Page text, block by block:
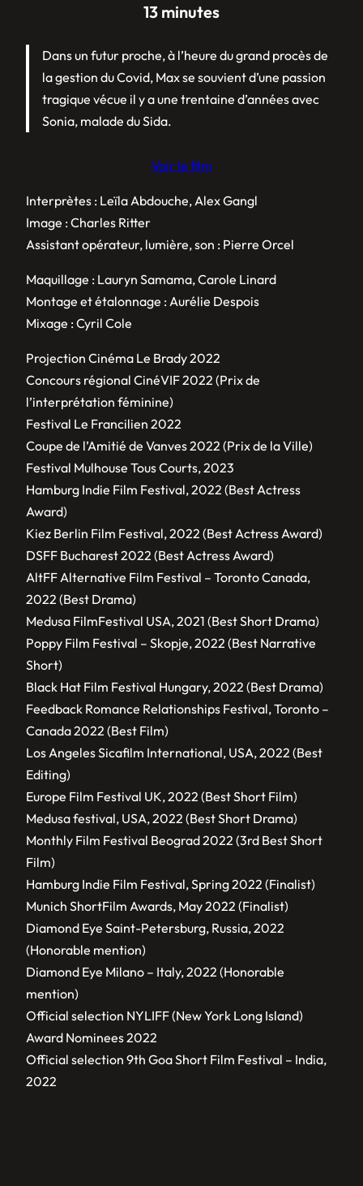
13 minutes
Dans un futur proche, à l’heure du grand procès de
la gestion du Covid, Max se souvient d’une passion
tragique vécue il y a une trentaine d’années avec
Sonia, malade du Sida.
Voir le film
Interprètes : Leïla Abdouche, Alex Gangl
Image : Charles Ritter
Assistant opérateur, lumière, son : Pierre Orcel
Maquillage : Lauryn Samama, Carole Linard
Montage et étalonnage : Aurélie Despois
Mixage : Cyril Cole
Projection Cinéma Le Brady 2022
Concours régional CinéVIF 2022 (Prix de
l’interprétation féminine)
Festival Le Francilien 2022
Coupe de l’Amitié de Vanves 2022 (Prix de la Ville)
Festival Mulhouse Tous Courts, 2023
Hamburg Indie Film Festival, 2022 (Best Actress
Award)
Kiez Berlin Film Festival, 2022 (Best Actress Award)
DSFF Bucharest 2022 (Best Actress Award)
AltFF Alternative Film Festival – Toronto Canada,
2022 (Best Drama)
Medusa FilmFestival USA, 2021 (Best Short Drama)
Poppy Film Festival – Skopje, 2022 (Best Narrative
Short)
Black Hat Film Festival Hungary, 2022 (Best Drama)
Feedback Romance Relationships Festival, Toronto –
Canada 2022 (Best Film)
Los Angeles Sicafilm International, USA, 2022 (Best
Editing)
Europe Film Festival UK, 2022 (Best Short Film)
Medusa festival, USA, 2022 (Best Short Drama)
Monthly Film Festival Beograd 2022 (3rd Best Short
Film)
Hamburg Indie Film Festival, Spring 2022 (Finalist)
Munich ShortFilm Awards, May 2022 (Finalist)
Diamond Eye Saint-Petersburg, Russia, 2022
(Honorable mention)
Diamond Eye Milano – Italy, 2022 (Honorable
mention)
Official selection NYLIFF (New York Long Island)
Award Nominees 2022
Official selection 9th Goa Short Film Festival – India,
2022